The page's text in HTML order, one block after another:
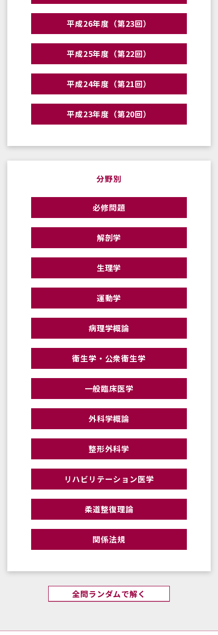
平成26年度（第23回）
平成25年度（第22回）
平成24年度（第21回）
平成23年度（第20回）
分野別
必修問題
解剖学
生理学
運動学
病理学概論
衛生学・公衆衛生学
一般臨床医学
外科学概論
整形外科学
リハビリテーション医学
柔道整復理論
関係法規
全問ランダムで解く